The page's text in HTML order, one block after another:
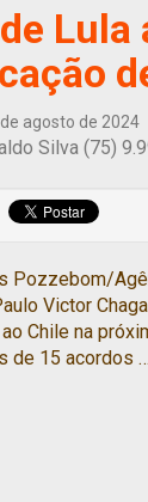
Lula
agosto de 2024
Silva (75)
Pozzebom/
Victor
Chile na
de 15 acordos